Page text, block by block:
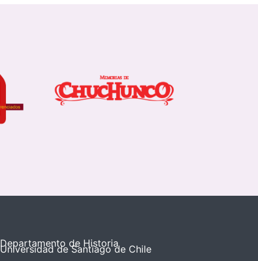
Departamento de Historia
Universidad de Santiago de Chile